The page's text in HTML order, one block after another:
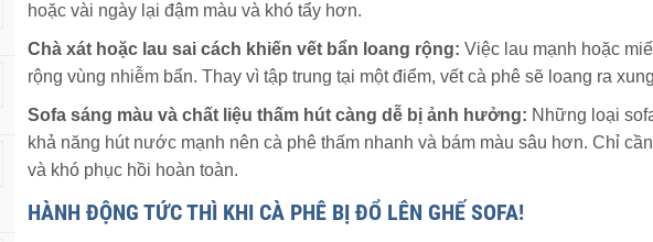
hoặc vài ngày lại đậm màu và khó tẩy hơn.
Chà xát hoặc lau sai cách khiến vết bẩn loang rộng: Việc lau mạnh hoặc
rộng vùng nhiễm bẩn. Thay vì tập trung tại một điểm, vết cà phê sẽ loang ra
Sofa sáng màu và chất liệu thấm hút càng dễ bị ảnh hưởng: Những loại
khả năng hút nước mạnh nên cà phê thấm nhanh và bám màu sâu hơn. Chỉ
và khó phục hồi hoàn toàn.
HÀNH ĐỘNG TỨC THÌ KHI CÀ PHÊ BỊ ĐỔ LÊN GHẾ SOFA!